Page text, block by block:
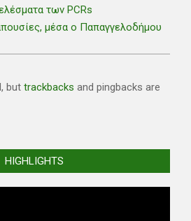
των PCRs
μέσα ο Παπαγγελοδήμου
but trackbacks and pingbacks are
HIGHLIGHTS